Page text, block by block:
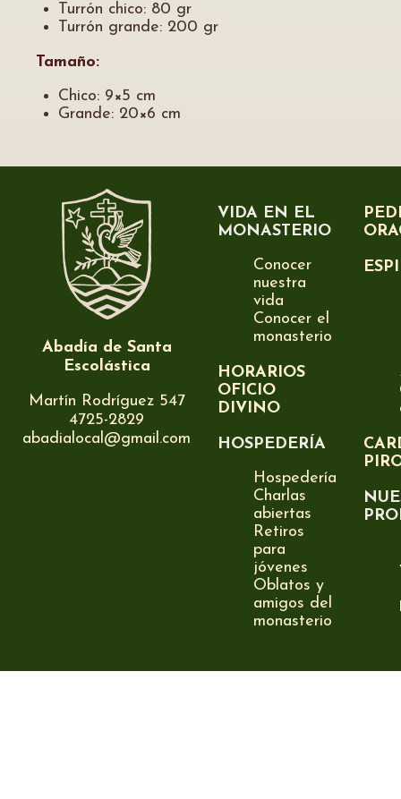
Turrón chico: 80 gr
Turrón grande: 200 gr
Tamaño:
Chico: 9×5 cm
Grande: 20×6 cm
Abadía de Santa
Escolástica
Martín Rodríguez 547
4725-2829
abadialocal@gmail.com
VIDA EN EL
MONASTERIO
Conocer
nuestra
vida
Conocer el
monasterio
HORARIOS
OFICIO
DIVINO
HOSPEDERÍA
Hospedería
Charlas
abiertas
Retiros
para
jóvenes
Oblatos y
amigos del
monasterio